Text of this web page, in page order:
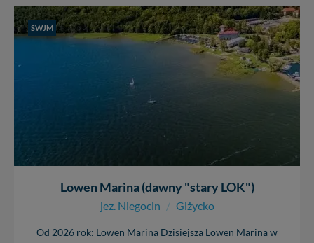
SWJM
Lowen Marina (dawny "stary LOK")
jez. Niegocin / Giżycko
Od 2026 rok: Lowen Marina Dzisiejsza Lowen Marina w